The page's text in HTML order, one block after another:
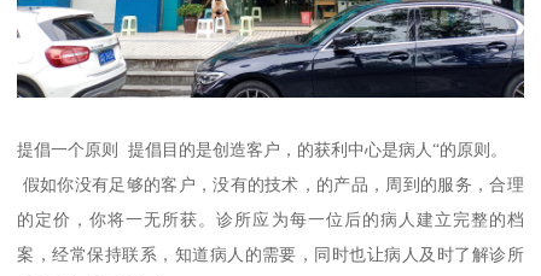
提倡一个原则 提倡目的是创造客户，的获利中心是病人“的原则。
假如你没有足够的客户，没有的技术，的产品，周到的服务，合理
的定价，你将一无所获。诊所应为每一位后的病人建立完整的档
案，经常保持联系，知道病人的需要，同时也让病人及时了解诊所